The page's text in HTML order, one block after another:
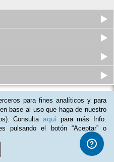
en línea (Online) de Apache
2.0
Plazas agotadas
$ 3,250mxn $649mxn
para fines analíticos y para
base al uso que haga de nuestro
Consulta aqui para más Info.
pulsando el botón “Aceptar” o